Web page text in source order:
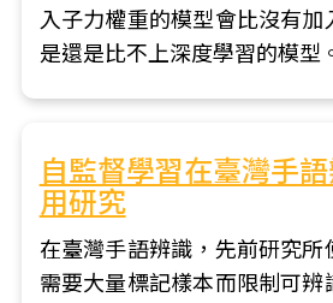
入子力權重的模型會比沒有加
是還是比不上深度學習的模型
自監督學習在臺灣手
用研究
在臺灣手語辨識，先前研究所
需要大量標記樣本而限制可辨